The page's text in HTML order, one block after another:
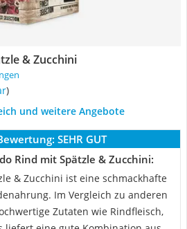
& Zucchini
)
und weitere Angebote
SEHR GUT
Rind mit Spätzle & Zucchini:
& Zucchini ist eine schmackhafte
Im Vergleich zu anderen
Zutaten wie Rindfleisch,